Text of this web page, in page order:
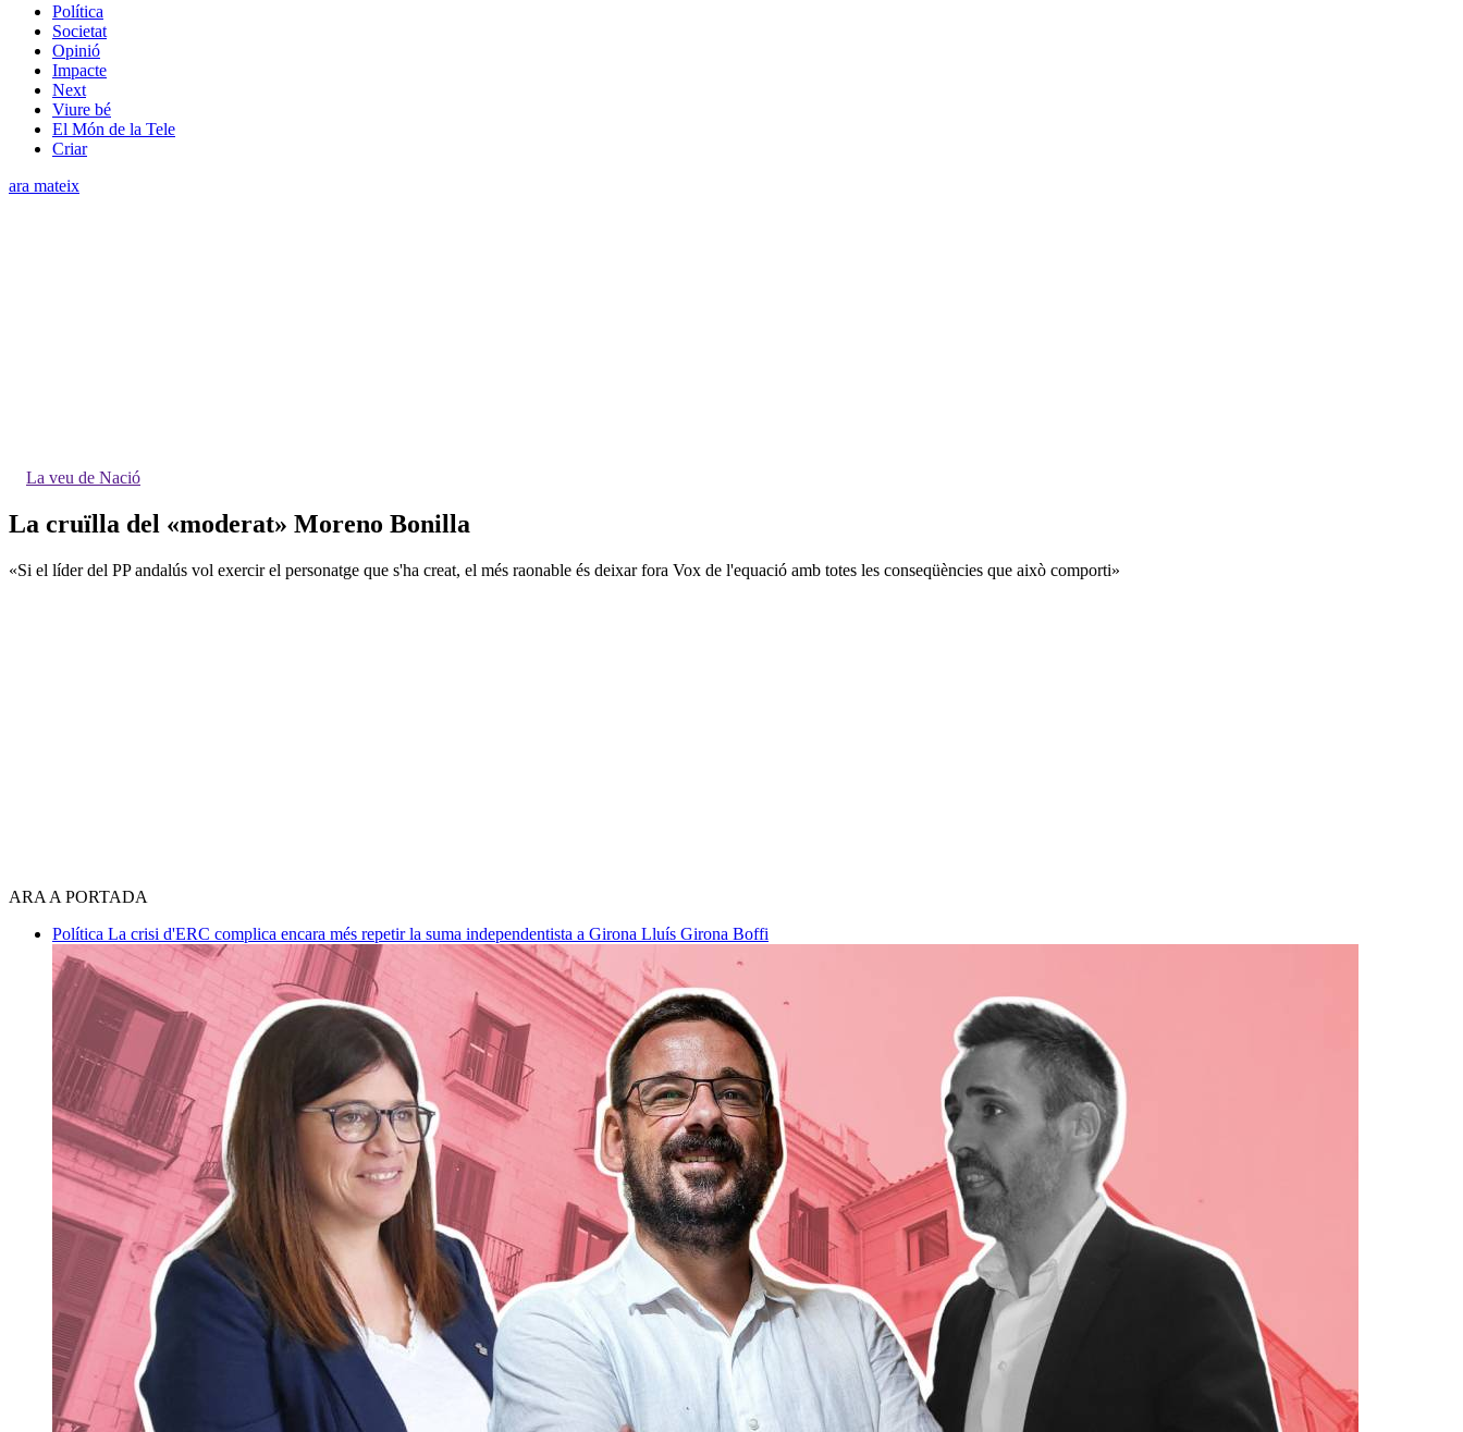
Política
Societat
Opinió
Impacte
Next
Viure bé
El Món de la Tele
Criar
ara mateix
La veu de Nació
La cruïlla del «moderat» Moreno Bonilla
«Si el líder del PP andalús vol exercir el personatge que s'ha creat, el més raonable és deixar fora Vox de l'equació amb totes les conseqüències que això comporti»
ARA A PORTADA
Política La crisi d'ERC complica encara més repetir la suma independentista a Girona Lluís Girona Boffi